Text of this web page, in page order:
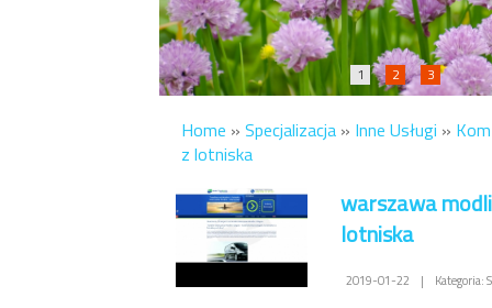
1 2 3
Home » Specjalizacja » Inne Usługi »
z lotniska
warszawa
lotniska
2019-01-22 | Kategoria: